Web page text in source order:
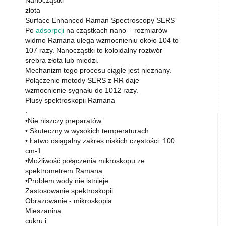
złota
Surface Enhanced Raman Spectroscopy SERS
Po adsorpcji na cząstkach nano – rozmiarów
widmo Ramana ulega wzmocnieniu około 104 to
107 razy. Nanocząstki to koloidalny roztwór
srebra złota lub miedzi.
Mechanizm tego procesu ciągle jest nieznany.
Połączenie metody SERS z RR daje
wzmocnienie sygnału do 1012 razy.
Plusy spektroskopii Ramana
•Nie niszczy preparatów
• Skuteczny w wysokich temperaturach
• Łatwo osiągalny zakres niskich częstości: 100
cm-1.
•Możliwość połączenia mikroskopu ze
spektrometrem Ramana.
•Problem wody nie istnieje.
Zastosowanie spektroskopii
Obrazowanie - mikroskopia
Mieszanina
cukru i